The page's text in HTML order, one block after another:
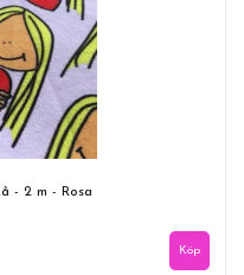
- 2 m - Rosa